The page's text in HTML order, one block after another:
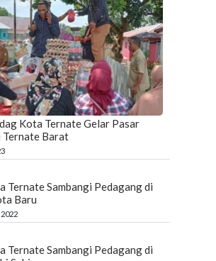
Kota Ternate Gelar Pasar
Ternate Barat
Ternate Sambangi Pedagang di
Baru
Ternate Sambangi Pedagang di